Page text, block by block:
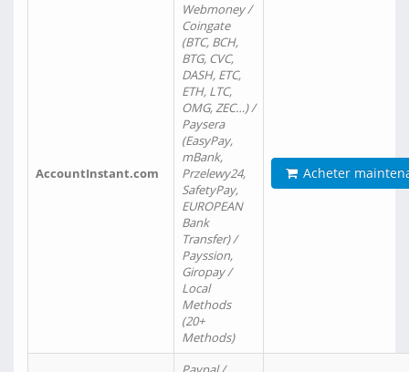
AccountInstant.com
Webmoney /
Coingate
(BTC, BCH,
BTG, CVC,
DASH, ETC,
ETH, LTC,
OMG, ZEC…) /
Paysera
(EasyPay,
mBank,
Przelewy24,
SafetyPay,
EUROPEAN
Bank
Transfer) /
Payssion,
Giropay /
Local
Methods
(20+
Methods)
Acheter